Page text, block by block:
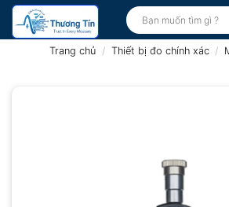
Bỏ
qua
Tìm
kiếm:
Trang chủ / Thiết bị đo chính xác /